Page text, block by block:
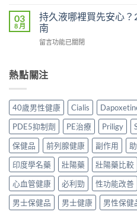
多？
正
確
一
次
清
楚〉
中
是
心
作
香
家
實
測
評
價〉
中
完
整
分
析
見
用、
安
全
服
方
法
與
正
貨
購
香
港
邊
度
貨？
購
買
渠
道
價
錢
完
整
指
南〉
03
8 月
持久液哪裡買先安心
南
在
液
哪
買
先
安
心？
2026
年
香
港
延
時
噴
留言功能已關閉
熱點關注
40歲男性健康 Cialis
PDE5抑制劑
PE治療 Priligy
保健品
前列腺健康 副作用
印度學名藥
壯陽藥 壯陽藥比較
心血管健康
必利勁 性功能改善
男士保健品
男士健康 男性保健